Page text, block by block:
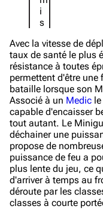
i
s
Avec la vitesse de
taux de santé le plus
résistance à toutes
permettent d'être une
bataille lorsque son
Associé à un Medic
capable d'encaisser
tout autant. Le
déchainer une
propose de
puissance de feu a
plus lente du jeu, ce
d'arriver à temps au
déroute par les
classes à courte